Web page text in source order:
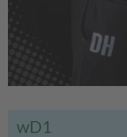
wD1